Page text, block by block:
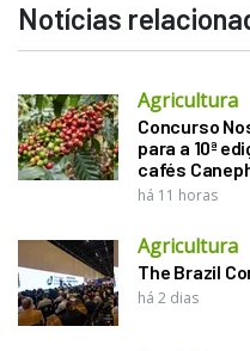
Notícias
Agricultura
Concurso
para a 10ª
cafés
há 11 horas
Agricultura
The Brazil
há 2 dias